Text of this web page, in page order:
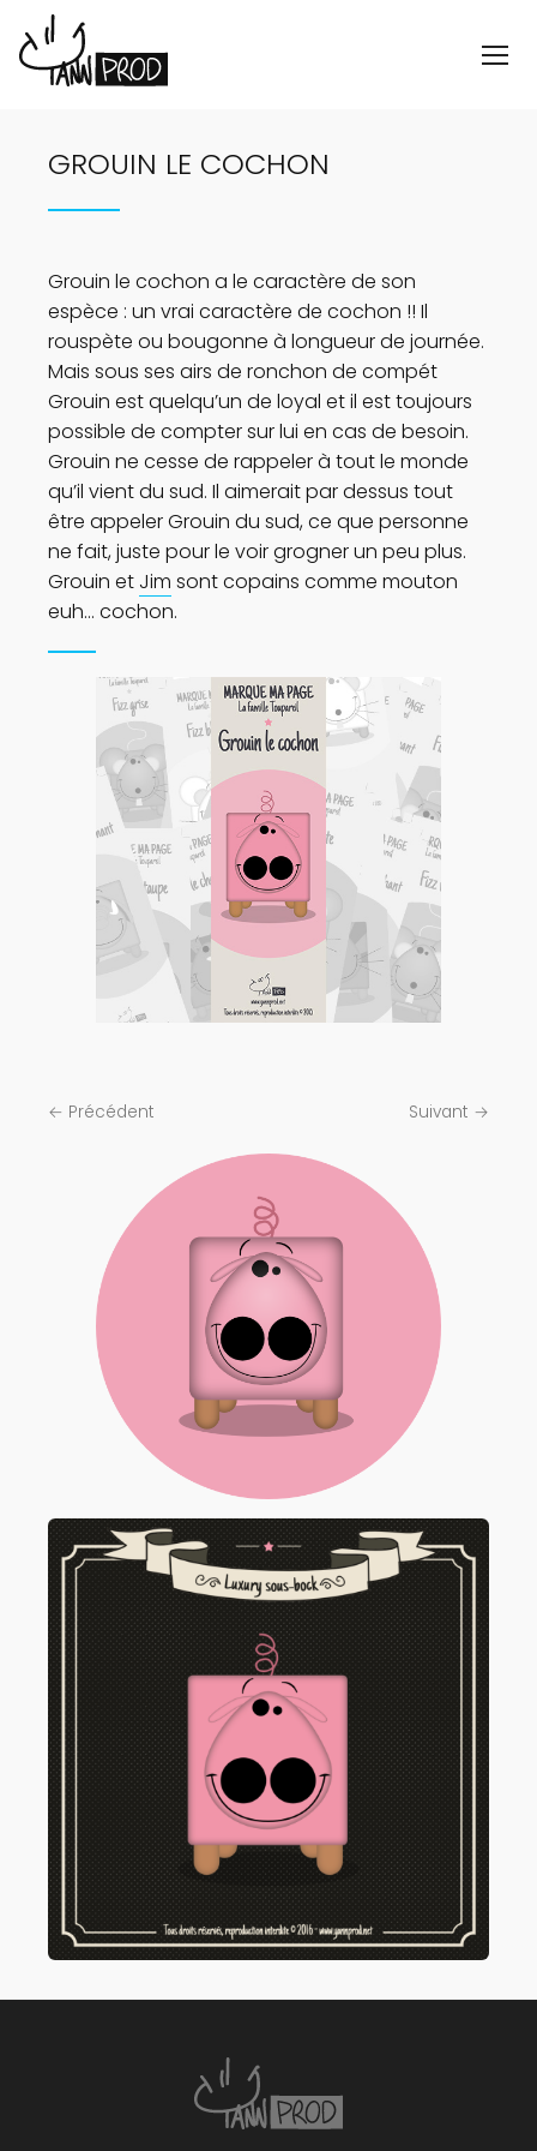
GROUIN LE COCHON
Grouin le cochon a le caractère de son
espèce : un vrai caractère de cochon !! Il
rouspète ou bougonne à longueur de journée.
Mais sous ses airs de ronchon de compét
Grouin est quelqu’un de loyal et il est toujours
possible de compter sur lui en cas de besoin.
Grouin ne cesse de rappeler à tout le monde
qu’il vient du sud. Il aimerait par dessus tout
être appeler Grouin du sud, ce que personne
ne fait, juste pour le voir grogner un peu plus.
Grouin et Jim sont copains comme mouton
euh… cochon.
← Précédent Suivant →